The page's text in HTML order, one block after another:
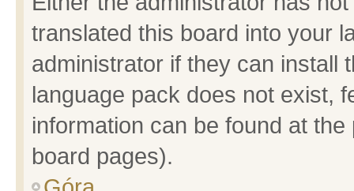
translated this board into your
administrator if they can install
language pack does not exist,
information can be found at
board pages).